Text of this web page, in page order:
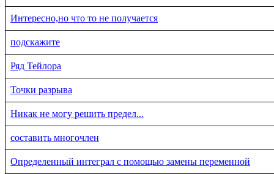
Интересно,но что то не получается
подскажите
Ряд Тейлора
Точки разрыва
Никак не могу решить предел...
составить многочлен
Определенный интеграл с помощью замены переменной